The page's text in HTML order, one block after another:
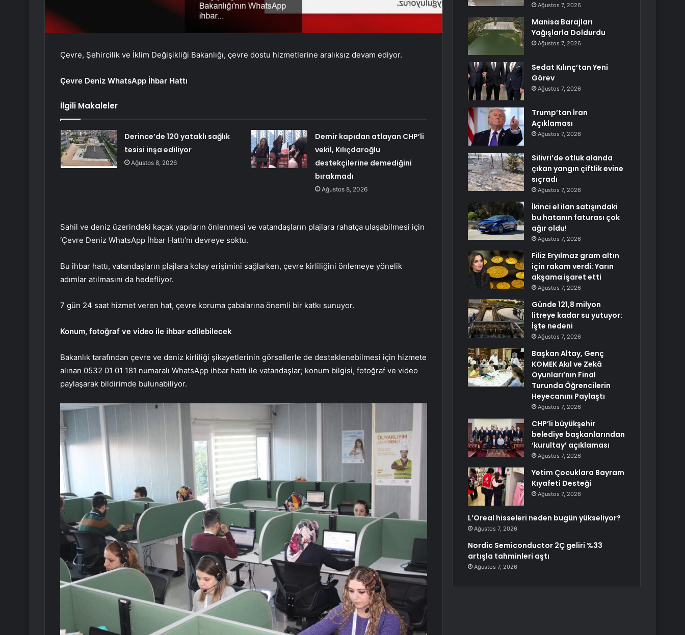
Çevre, Şehircilik ve İklim Değişikliği Bakanlığı, çevre dostu hizmetlerine aralıksız devam ediyor.
Çevre Deniz WhatsApp İhbar Hattı
İlgili Makaleler
Derince’de 120 yataklı sağlık
tesisi inşa ediliyor
Ağustos 8, 2026
Demir kapıdan atlayan CHP’li
vekil, Kılıçdaroğlu
destekçilerine demediğini
bırakmadı
Ağustos 8, 2026
Sahil ve deniz üzerindeki kaçak yapıların önlenmesi ve vatandaşların plajlara rahatça ulaşabilmesi için
‘Çevre Deniz WhatsApp İhbar Hattı’nı devreye soktu.
Bu ihbar hattı, vatandaşların plajlara kolay erişimini sağlarken, çevre kirliliğini önlemeye yönelik
adımlar atılmasını da hedefliyor.
7 gün 24 saat hizmet veren hat, çevre koruma çabalarına önemli bir katkı sunuyor.
Konum, fotoğraf ve video ile ihbar edilebilecek
Bakanlık tarafından çevre ve deniz kirliliği şikayetlerinin görsellerle de desteklenebilmesi için hizmete
alınan 0532 01 01 181 numaralı WhatsApp ihbar hattı ile vatandaşlar; konum bilgisi, fotoğraf ve video
paylaşarak bildirimde bulunabiliyor.
Ağustos 7, 2026
Manisa Barajları
Yağışlarla Doldurdu
Ağustos 7, 2026
Sedat Kılınç’tan Yeni
Görev
Ağustos 7, 2026
Trump’tan İran
Açıklaması
Ağustos 7, 2026
Silivri’de otluk alanda
çıkan yangın çiftlik evine
sıçradı
Ağustos 7, 2026
İkinci el ilan satışındaki
bu hatanın faturası çok
ağır oldu!
Ağustos 7, 2026
Filiz Eryılmaz gram altın
için rakam verdi: Yarın
akşama işaret etti
Ağustos 7, 2026
Günde 121,8 milyon
litreye kadar su yutuyor:
İşte nedeni
Ağustos 7, 2026
Başkan Altay, Genç
KOMEK Akıl ve Zekâ
Oyunları’nın Final
Turunda Öğrencilerin
Heyecanını Paylaştı
Ağustos 7, 2026
CHP’li büyükşehir
belediye başkanlarından
‘kurultay’ açıklaması
Ağustos 7, 2026
Yetim Çocuklara Bayram
Kıyafeti Desteği
Ağustos 7, 2026
L’Oreal hisseleri neden bugün yükseliyor?
Ağustos 7, 2026
Nordic Semiconductor 2Ç geliri %33
artışla tahminleri aştı
Ağustos 7, 2026